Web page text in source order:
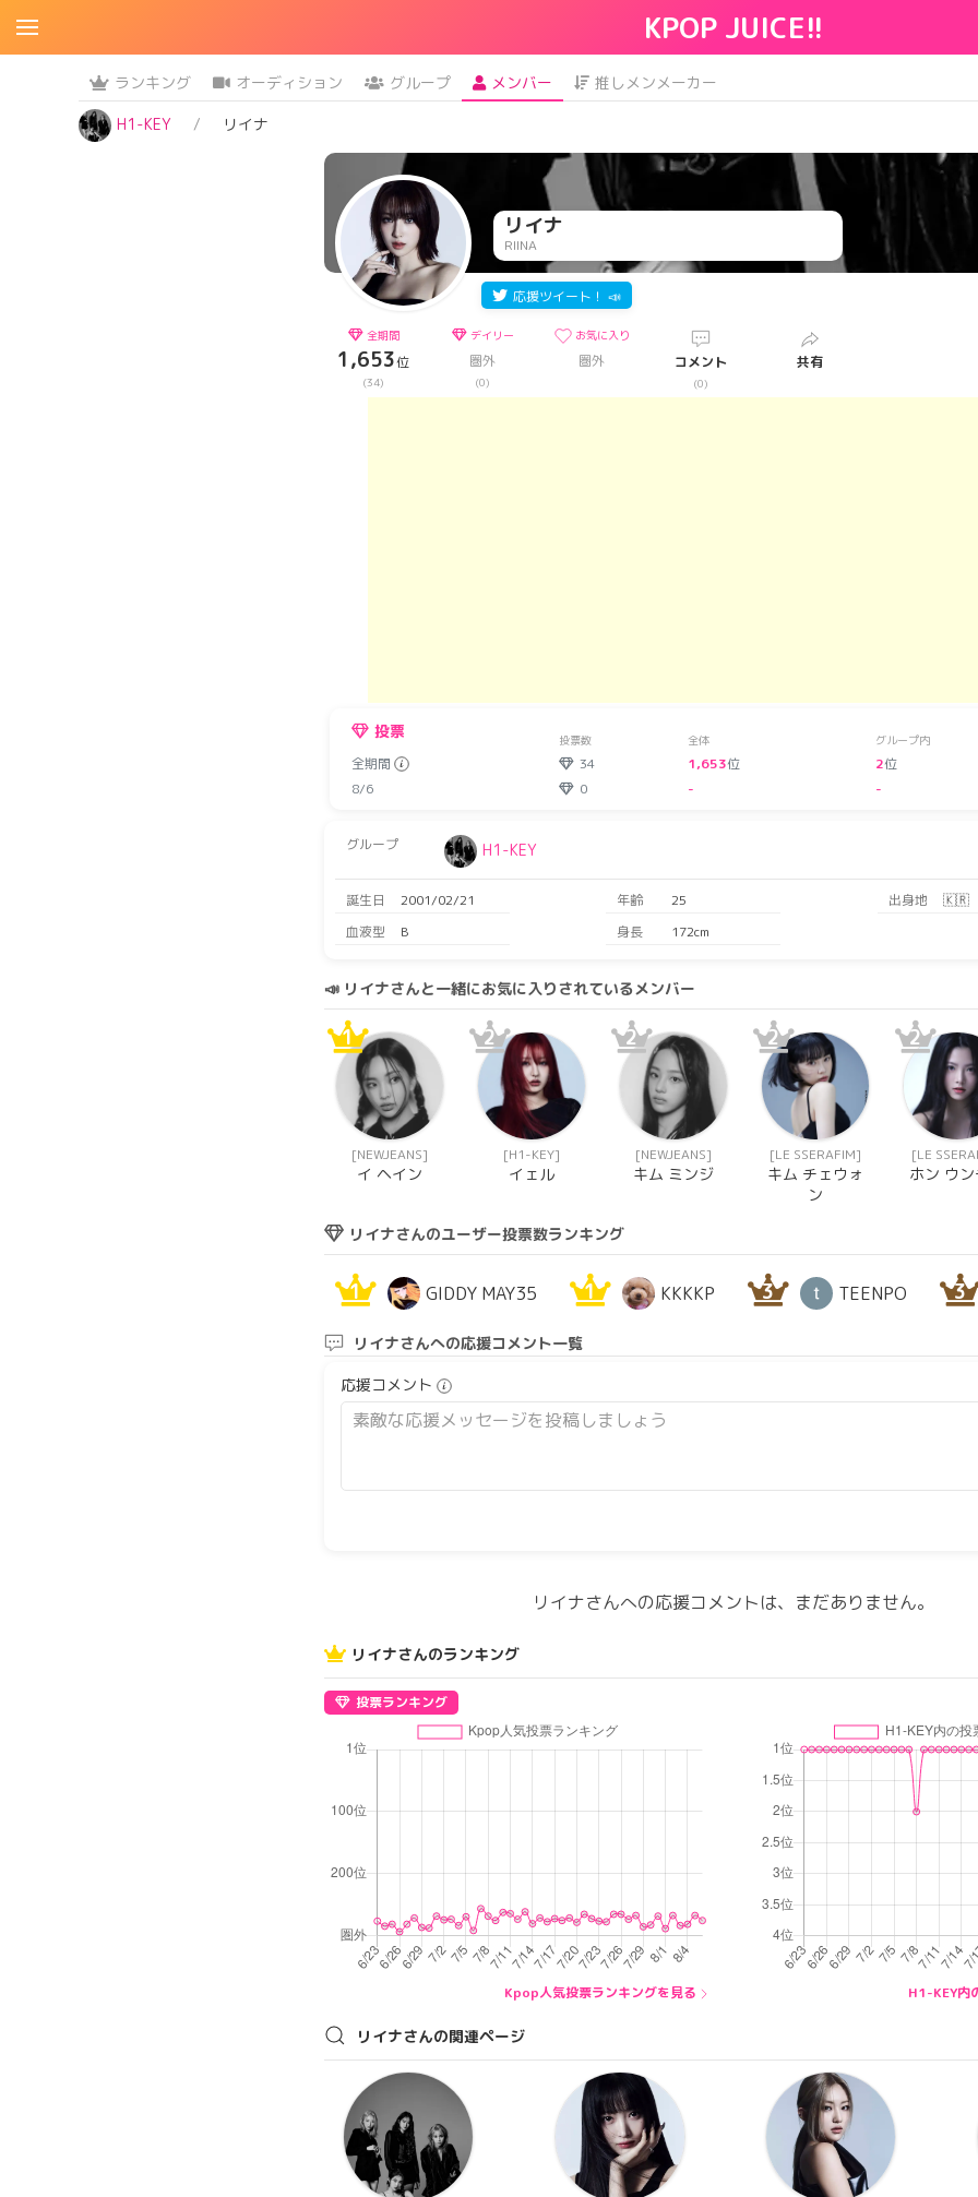
KPOP JUICE!!
ランキング オーディション グループ メンバー
推しメンメーカー
H1-KEY
リイナ
リイナ
RIINA
応援ツイート！ 📣
全期間
1,653位
(34)
デイリー
圏外
(0)
お気に入り
圏外 コメント
(0)
共有
投票 投票数 全体 グループ内
全期間 34 1,653位 2位
8/6
0 - -
グループ H1-KEY
誕生日 2001/02/21 年齢 25 出身地
🇰🇷
血液型
B 身長 172cm
📣 リイナさんと一緒にお気に入りされているメンバー
1
[NEWJEANS]
イ ヘイン
2
[H1-KEY]
イェル
2
[NEWJEANS]
キム ミンジ
2
[LE SSERAFIM]
キム チェウォ
ン
2
[LE
ホン ウ
リイナさんのユーザー投票数ランキング
1 GIDDY MAY35 1 KKKKP 3 TEENPO 3
リイナさんへの応援コメント一覧
応援コメント
リイナさんへの応援コメントは、まだありません。
リイナさんのランキング
投票ランキング
Kpop人気投票ランキングを見る H1-KEY内
リイナさんの関連ページ